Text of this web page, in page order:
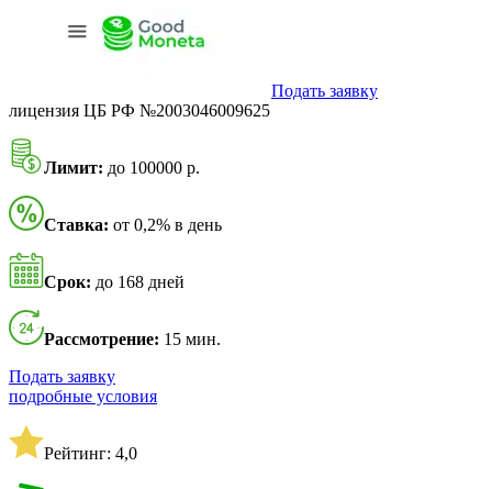
Подать заявку
лицензия ЦБ РФ №2003046009625
Лимит: до 100000 р.
Ставка: от 0,2% в день
Срок: до 168 дней
Рассмотрение: 15 мин.
Подать заявку
подробные условия
Рейтинг: 4,0